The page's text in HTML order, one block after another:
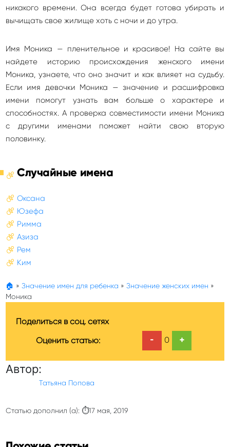
никакого времени. Она всегда будет готова убирать и
вычищать свое жилище хоть с ночи и до утра.
Имя Моника — пленительное и красивое! На сайте вы
найдете историю происхождения женского имени
Моника, узнаете, что оно значит и как влияет на судьбу.
Если имя девочки Моника — значение и расшифровка
имени помогут узнать вам больше о характере и
способностях. А проверка совместимости имени Моника
с другими именами поможет найти свою вторую
половинку.
Случайные имена
Оксана
Юзефа
Римма
Азиза
Рем
Ким
🏠 » Значение имен для ребенка » Значение женских имен »
Моника
Поделиться в соц. сетях
Оценить статью:
- 0 +
Автор:
Татьяна Попова
Статью дополнил (а): ⏱17 мая, 2019